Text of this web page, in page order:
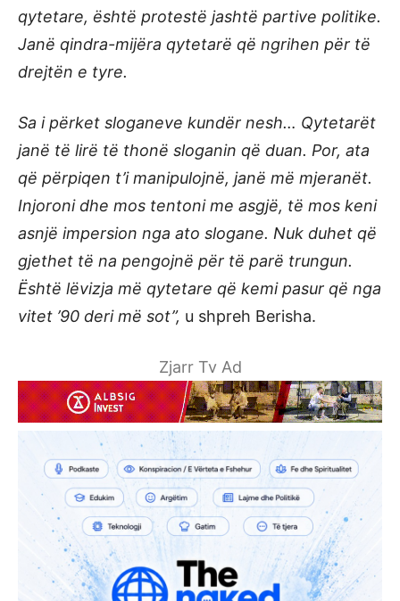
qytetare, është protestë jashtë partive politike.
Janë qindra-mijëra qytetarë që ngrihen për të
drejtën e tyre.
Sa i përket sloganeve kundër nesh… Qytetarët
janë të lirë të thonë sloganin që duan. Por, ata
që përpiqen t’i manipulojnë, janë më mjeranët.
Injoroni dhe mos tentoni me asgjë, të mos keni
asnjë impersion nga ato slogane. Nuk duhet që
gjethet të na pengojnë për të parë trungun.
Është lëvizja më qytetare që kemi pasur që nga
vitet ’90 deri më sot”, u shpreh Berisha.
Zjarr Tv Ad